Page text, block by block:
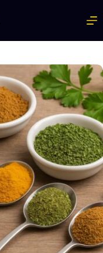
إلى
المحتوى